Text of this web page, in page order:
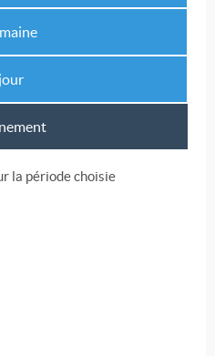
jour
la période choisie